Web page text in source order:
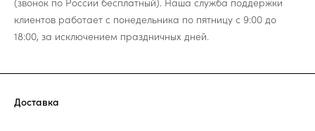
(звонок по России бесплатный). Наша служба поддержки
клиентов работает с понедельника по пятницу с 9:00 до
18:00, за исключением праздничных дней.
Доставка